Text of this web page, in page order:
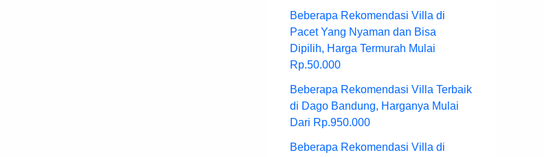
Beberapa Rekomendasi Villa di
Pacet Yang Nyaman dan Bisa
Dipilih, Harga Termurah Mulai
Rp.50.000
Beberapa Rekomendasi Villa Terbaik
di Dago Bandung, Harganya Mulai
Dari Rp.950.000
Beberapa Rekomendasi Villa di